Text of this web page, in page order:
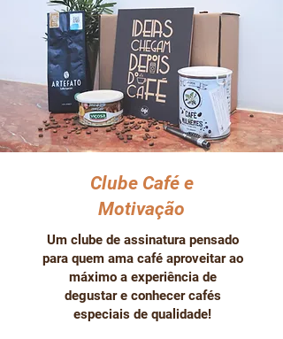
Clube Café e
Motivação
Um clube de assinatura pensado
para quem ama café aproveitar ao
máximo a experiência de
degustar e conhecer cafés
especiais de qualidade!